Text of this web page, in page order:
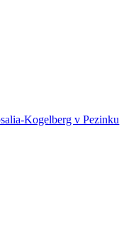
Kogelberg v Pezinku